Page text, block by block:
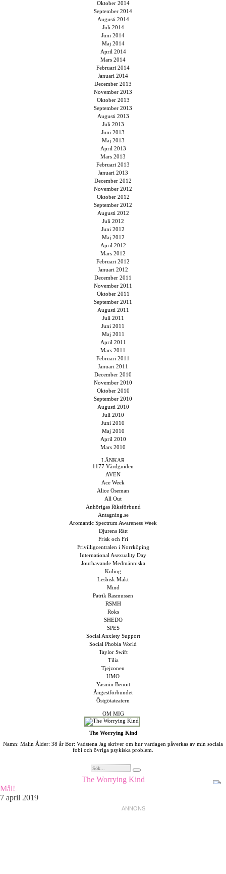
Oktober 2014
September 2014
Augusti 2014
Juli 2014
Juni 2014
Maj 2014
April 2014
Mars 2014
Februari 2014
Januari 2014
December 2013
November 2013
Oktober 2013
September 2013
Augusti 2013
Juli 2013
Juni 2013
Maj 2013
April 2013
Mars 2013
Februari 2013
Januari 2013
December 2012
November 2012
Oktober 2012
September 2012
Augusti 2012
Juli 2012
Juni 2012
Maj 2012
April 2012
Mars 2012
Februari 2012
Januari 2012
December 2011
November 2011
Oktober 2011
September 2011
Augusti 2011
Juli 2011
Juni 2011
Maj 2011
April 2011
Mars 2011
Februari 2011
Januari 2011
December 2010
November 2010
Oktober 2010
September 2010
Augusti 2010
Juli 2010
Juni 2010
Maj 2010
April 2010
Mars 2010
LÄNKAR
1177 Vårdguiden
AVEN
Ace Week
Alice Oseman
All Out
Anhörigas Riksförbund
Antagning.se
Aromantic Spectrum Awareness Week
Djurens Rätt
Frisk och Fri
Frivilligcentralen i Norrköping
International Asexuality Day
Jourhavande Medmänniska
Kuling
Lesbisk Makt
Mind
Patrik Rasmussen
RSMH
Roks
SHEDO
SPES
Social Anxiety Support
Social Phobia World
Taylor Swift
Tilia
Tjejzonen
UMO
Yasmin Benoit
Ångestförbundet
Östgötateatern
OM MIG
The Worrying Kind
Namn: Malin Ålder: 38 år Bor: Vadstena Jag skriver om hur vardagen påverkas av min sociala
fobi och övriga psykiska problem.
The Worrying Kind
Mål!
7 april 2019